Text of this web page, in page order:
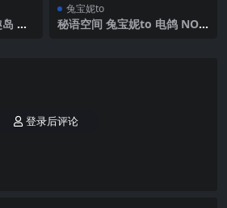
岛 N
兔宝妮to
秘语空间 兔宝妮to 电鸽 NO.0
登录后评论